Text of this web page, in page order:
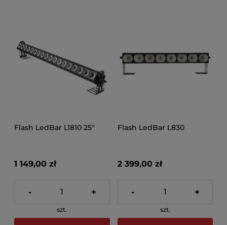
Flash LedBar L1810 25°
1 149,00 zł
- +
szt.
Flash LedBar L830
2 399,00 zł
- +
szt.